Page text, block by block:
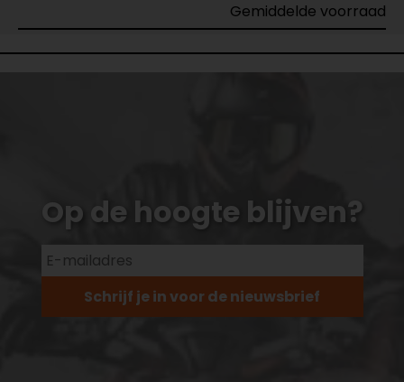
Gemiddelde voorraad
Op de hoogte blijven?
Schrijf je in voor de nieuwsbrief